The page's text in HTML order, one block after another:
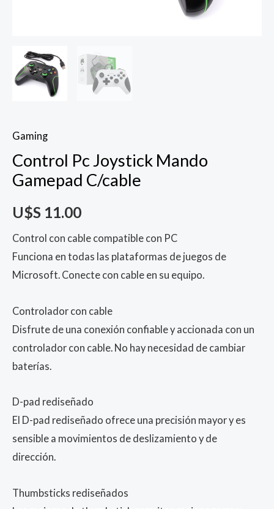
Gaming
Control Pc Joystick Mando
Gamepad C/cable
U$S 11.00
Control con cable compatible con PC
Funciona en todas las plataformas de juegos de
Microsoft. Conecte con cable en su equipo.
Controlador con cable
Disfrute de una conexión confiable y accionada con un
controlador con cable. No hay necesidad de cambiar
baterías.
D-pad rediseñado
El D-pad rediseñado ofrece una precisión mayor y es
sensible a movimientos de deslizamiento y de
dirección.
Thumbsticks rediseñados